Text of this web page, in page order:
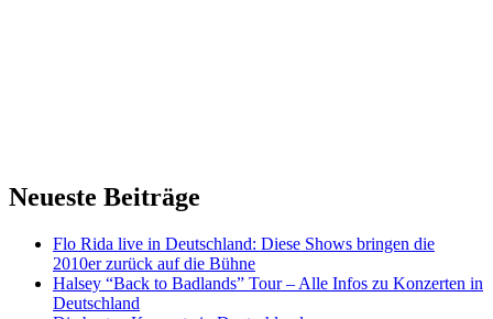
Neueste Beiträge
Flo Rida live in Deutschland: Diese Shows bringen die
2010er zurück auf die Bühne
Halsey “Back to Badlands” Tour – Alle Infos zu Konzerten in
Deutschland